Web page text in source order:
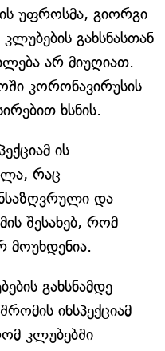
უფროსმა, გიორგი
გახსნასთან
არ მიუღიათ.
კორონავირუსის
ხსნის.
ის
რაც
და
შესახებ, რომ
მოუხდენია.
გახსნამდე
ინსპექციამ
კლუბებში